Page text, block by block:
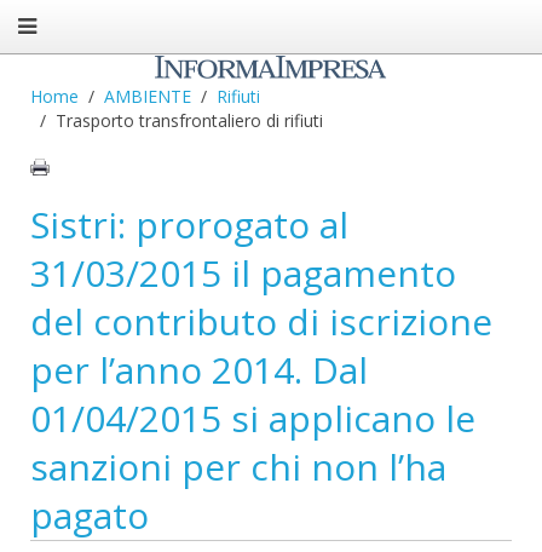
Home AMBIENTE
Rifiuti
Trasporto transfrontaliero di rifiuti
Sistri: prorogato al
31/03/2015 il pagamento
del contributo di iscrizione
per l’anno 2014. Dal
01/04/2015 si applicano le
sanzioni per chi non l’ha
pagato